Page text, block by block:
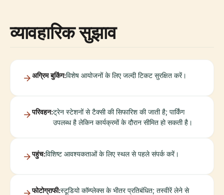
व्यावहारिक सुझाव
अग्रिम बुकिंग:विशेष आयोजनों के लिए जल्दी टिकट सुरक्षित करें।
परिवहन:ट्रेन स्टेशनों से टैक्सी की सिफारिश की जाती है; पार्किंग
उपलब्ध है लेकिन कार्यक्रमों के दौरान सीमित हो सकती है।
पहुंच:विशिष्ट आवश्यकताओं के लिए स्थल से पहले संपर्क करें।
फोटोग्राफी:स्टूडियो कॉम्प्लेक्स के भीतर प्रतिबंधित; तस्वीरें लेने से